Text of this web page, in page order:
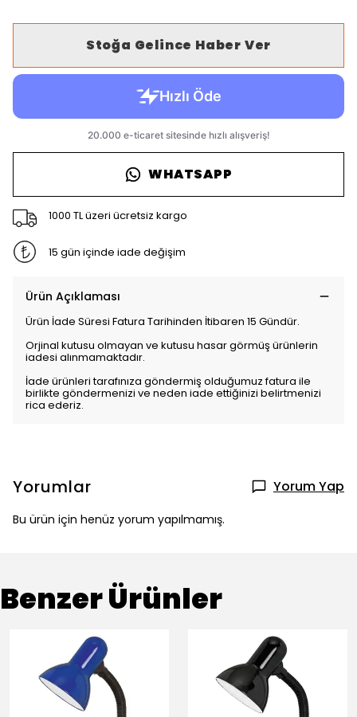
Stoğa Gelince Haber Ver
WHATSAPP
1000 TL üzeri ücretsiz kargo
15 gün içinde iade değişim
Ürün Açıklaması
Ürün İade Süresi Fatura Tarihinden İtibaren 15 Gündür.
Orjinal kutusu olmayan ve kutusu hasar görmüş ürünlerin
iadesi alınmamaktadır.
İade ürünleri tarafınıza göndermiş olduğumuz fatura ile
birlikte göndermenizi ve neden iade ettiğinizi belirtmenizi
rica ederiz.
Yorumlar Yorum Yap
Bu ürün için henüz yorum yapılmamış.
Benzer Ürünler